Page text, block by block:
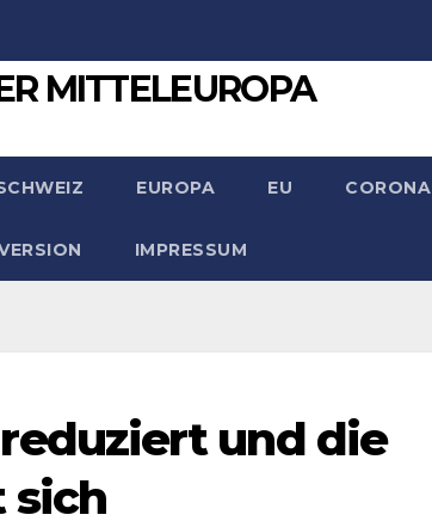
MITTELEUROPA
EUROPA EU CORONA
IMPRESSUM
und die
sich